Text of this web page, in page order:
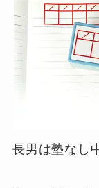
長男は塾なし